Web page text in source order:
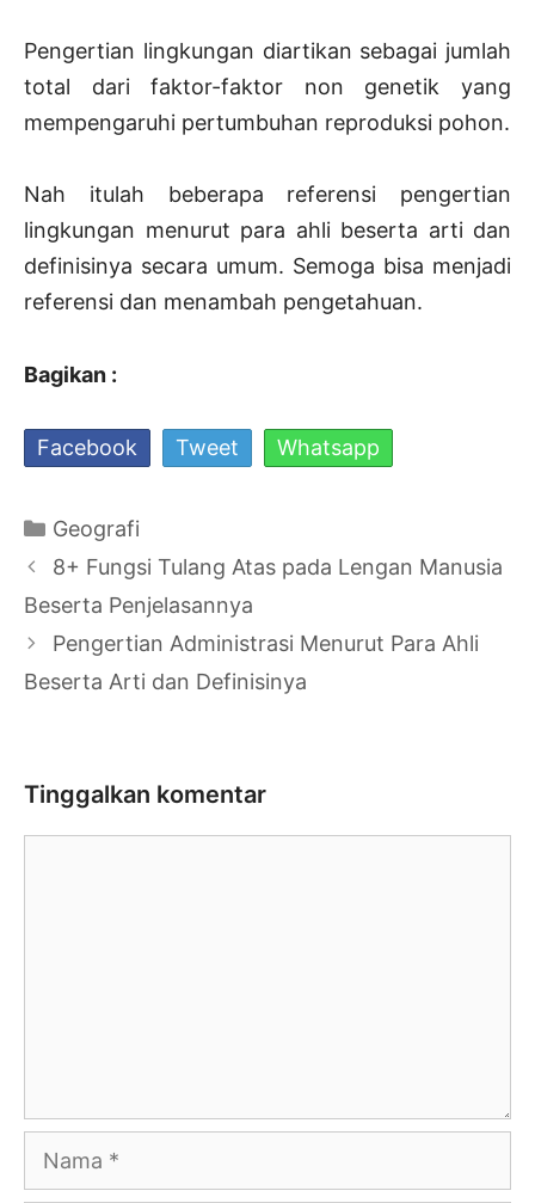
Pengertian lingkungan diartikan sebagai jumlah
total dari faktor-faktor non genetik yang
mempengaruhi pertumbuhan reproduksi pohon.
Nah itulah beberapa referensi pengertian
lingkungan menurut para ahli beserta arti dan
definisinya secara umum. Semoga bisa menjadi
referensi dan menambah pengetahuan.
Bagikan :
Facebook Tweet Whatsapp
Kategori
Geografi
Navigasi
Tulisan
8+ Fungsi Tulang Atas pada Lengan Manusia
Beserta Penjelasannya
Pengertian Administrasi Menurut Para Ahli
Beserta Arti dan Definisinya
Tinggalkan komentar
Nama